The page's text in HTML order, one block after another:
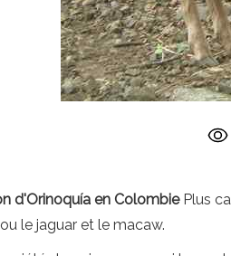
d'Orinoquía en ColombiePlus
le jaguar et le macaw.